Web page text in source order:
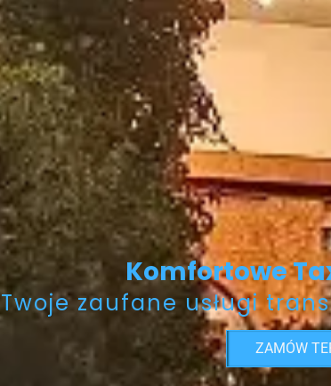
Komfortowe
Twoje zaufane usługi
ZAMÓW